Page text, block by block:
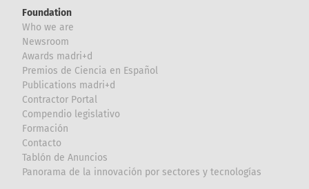
Foundation
Who we are
Newsroom
Awards madri+d
Premios de Ciencia en Español
Publications madri+d
Contractor Portal
Compendio legislativo
Formación
Contacto
Tablón de Anuncios
Panorama de la innovación por sectores y tecnologías